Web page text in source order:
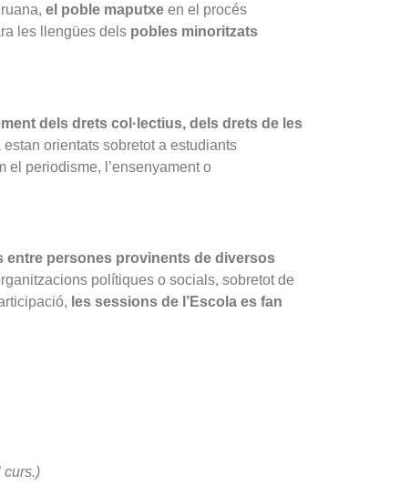
el poble maputxe en el procés
les llengües dels pobles minoritzats
dels drets col·lectius, dels drets de les
orientats sobretot a estudiants
el periodisme, l’ensenyament o
entre persones provinents de diversos
polítiques o socials, sobretot de
les sessions de l’Escola es fan
curs.)